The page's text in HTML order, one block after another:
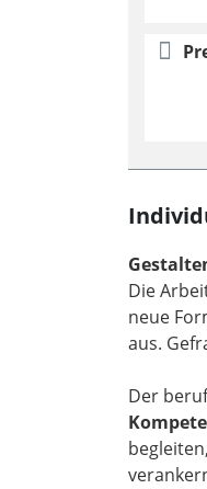
Die
neue
aus.
Der